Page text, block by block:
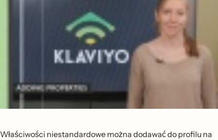
Właściwości niestandardowe można dodawać do profilu na